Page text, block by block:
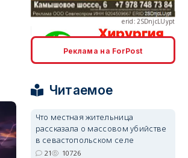
erid: 2SDnjcrDNw6
erid: 2SDnjdPjgYS
Реклама на ForPost
Читаемое
Что местная жительница
рассказала о массовом убийстве
в севастопольском селе
21 10726